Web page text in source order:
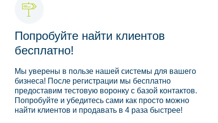
Попробуйте найти клиентов
бесплатно!
Мы уверены в пользе нашей системы для вашего
бизнеса! После регистрации мы бесплатно
предоставим тестовую воронку с базой контактов.
Попробуйте и убедитесь сами как просто можно
найти клиентов и продавать в 4 раза быстрее!